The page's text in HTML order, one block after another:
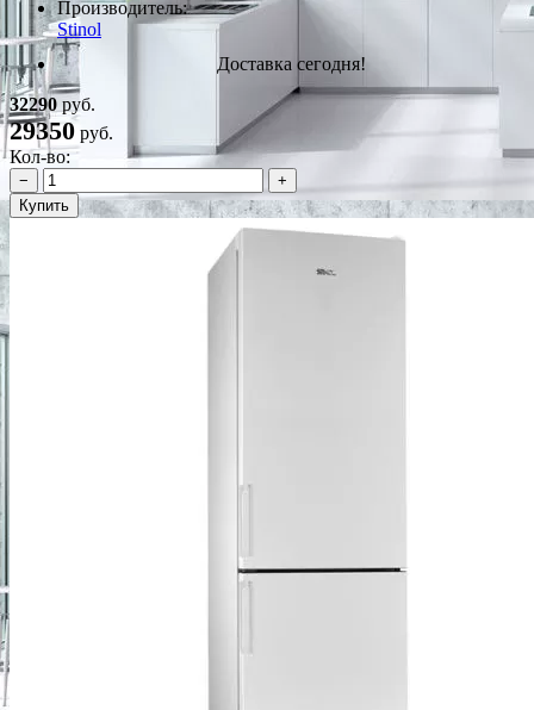
Производитель:
Stinol
Доставка сегодня!
32290 руб.
29350 руб.
Кол-во:
−
+
Купить